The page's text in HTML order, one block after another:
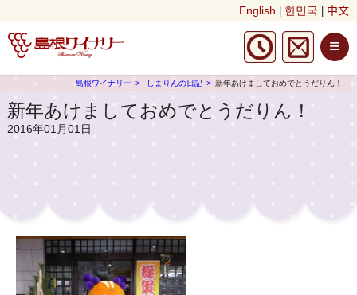
English 한민국 中文
≡
島根ワイナリー しまりんの日記 新年あけましておめでとうだりん！
新年あけましておめでとうだりん！
2016年01月01日